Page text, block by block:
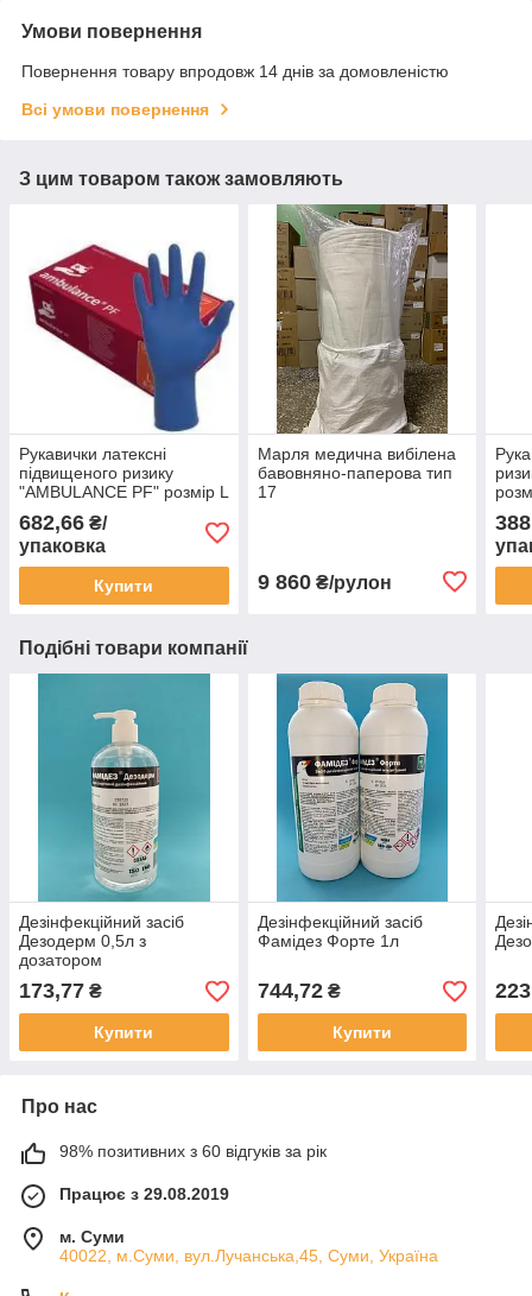
Умови повернення
Повернення товару впродовж 14 днів за домовленістю
Всі умови повернення
З цим товаром також замовляють
Рукавички латексні
підвищеного ризику
"AMBULANCE PF" розмір L
682,66 ₴/
упаковка
Купити
Марля медична вибілена
бавовняно-паперова тип
17
9 860₴/рулон
Подібні товари компанії
Дезінфекційний засіб
Дезодерм 0,5л з
дозатором
173,77 ₴
Купити
Дезінфекційний засіб
Фамідез Форте 1л
744,72₴
Купити
Про нас
98% позитивних з 60 відгуків за рік
Працює з 29.08.2019
м. Суми
40022, м.Суми, вул.Лучанська,45, Суми, Україна